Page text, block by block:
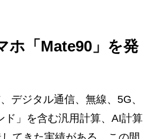
ホ「Mate90」を発
デジタル通信、無線、5G、
ド」を含む汎用計算、AI計算